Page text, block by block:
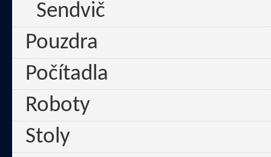
Sendvič
Pouzdra
Počítadla
Roboty
Stoly